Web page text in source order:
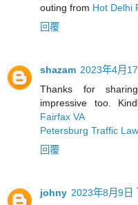
outing from Hot Delhi
回覆
shazam 2023年4月
Thanks for
impressive too.
Fairfax VA
Petersburg Traffic
回覆
johny 2023年8月9日